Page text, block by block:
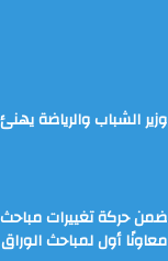
وزير الشباب والرياضة
ضمن حركة تغييرات مباحث
معاونًا أول لمباحث الوراق